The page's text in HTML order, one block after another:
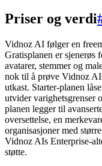
Priser og verdi
Vidnoz AI følger en
Gratisplanen er sjenerøs
avatarer, stemmer og
nok til å prøve Vidnoz
utkast. Starter-planen
utvider varighetsgrenser
planen legger til
oversettelse, en
organisasjoner med
Vidnoz AIs Enterprise-
støtte.